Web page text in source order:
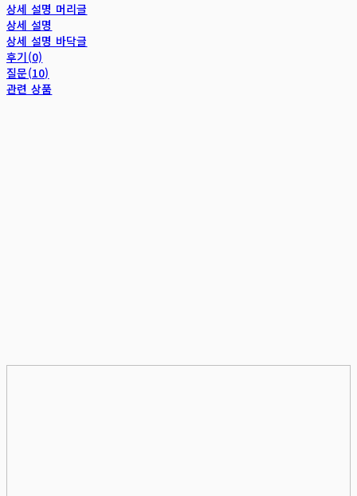
상세 설명 머리글
상세 설명
상세 설명 바닥글
후기(0)
질문(10)
관련 상품